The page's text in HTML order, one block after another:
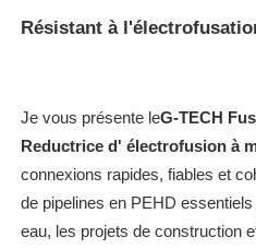
Armatures de transition
Machines de soudage
Résistant à
Je vous présente leG-TECH
Reductrice d' électrofusion à
connexions rapides, fiables et
de pipelines en PEHD
eau, les projets de construction